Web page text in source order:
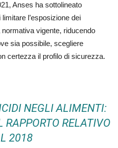
Anses ha sottolineato
l’esposizione dei
vigente, riducendo
sia possibile, scegliere
certezza il profilo di sicurezza.
NEGLI ALIMENTI:
RAPPORTO RELATIVO
2018